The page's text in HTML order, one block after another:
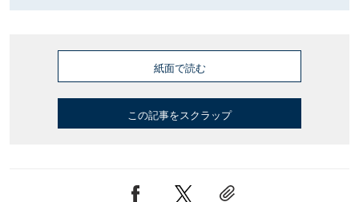
紙面で読む
この記事をスクラップ